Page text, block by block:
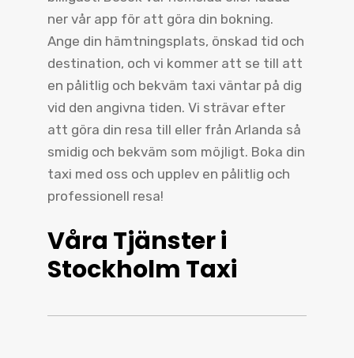
ner vår app för att göra din bokning.
Ange din hämtningsplats, önskad tid och
destination, och vi kommer att se till att
en pålitlig och bekväm taxi väntar på dig
vid den angivna tiden. Vi strävar efter
att göra din resa till eller från Arlanda så
smidig och bekväm som möjligt. Boka din
taxi med oss och upplev en pålitlig och
professionell resa!
Våra Tjänster i
Stockholm Taxi